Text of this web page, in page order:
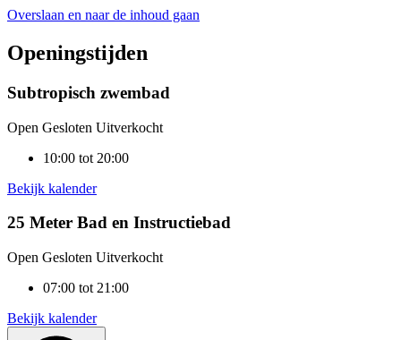
Overslaan en naar de inhoud gaan
Openingstijden
Subtropisch zwembad
Open Gesloten Uitverkocht
10:00 tot 20:00
Bekijk kalender
25 Meter Bad en Instructiebad
Open Gesloten Uitverkocht
07:00 tot 21:00
Bekijk kalender